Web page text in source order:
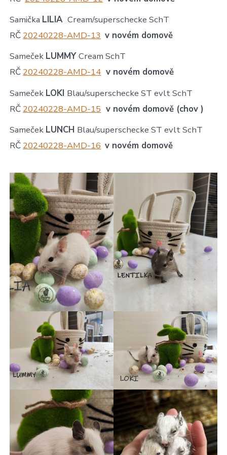
Samička LILIA Cream/superschecke SchT
RČ 20240228-AMD-13 v novém domově
Sameček LUMMYCream SchT
RČ 20240228-AMD-14 v novém domově
Sameček LOKI Blau/superschecke ST evlt SchT
RČ 20240228-AMD-15 v novém domově (chov )
Sameček LUNCH Blau/superschecke ST evlt SchT
RČ 20240228-AMD-16 v novém domově